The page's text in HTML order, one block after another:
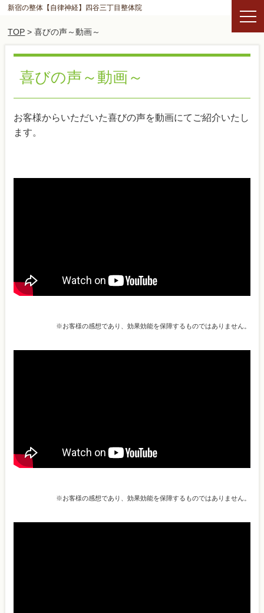
新宿の整体【自律神経】四谷三丁目整体院
TOP > 喜びの声～動画～
喜びの声～動画～
お客様からいただいた喜びの声を動画にてご紹介いたし
ます。
※お客様の感想であり、効果効能を保障するものではありません。
※お客様の感想であり、効果効能を保障するものではありません。